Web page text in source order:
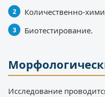
Количественно-
Биотестирование.
Исследование